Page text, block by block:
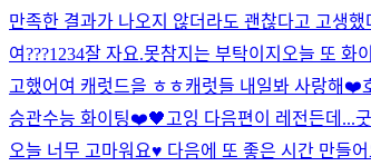
만족한 결과가 나오지 않더라도 괜찮다고 고생
여???1234잘 자요.못참지는 부탁이지 오늘 또
고했어여 캐럿드을 ㅎㅎ캐럿들 내일봐 사랑해❤️
승관수능 화이팅❤️🖤 고잉 다음편이 레전든데...
오늘 너무 고마워요♥️ 다음에 또 좋은 시간 만들